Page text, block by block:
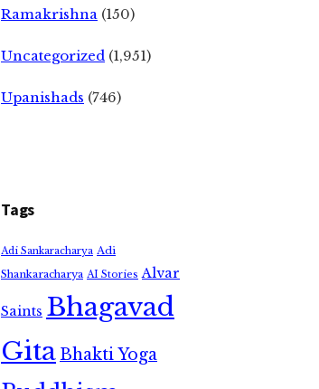
Ramakrishna (150)
Uncategorized (1,951)
Upanishads (746)
Tags
Adi Sankaracharya Adi
Shankaracharya AI Stories Alvar
Saints Bhagavad
GitaBhakti Yoga